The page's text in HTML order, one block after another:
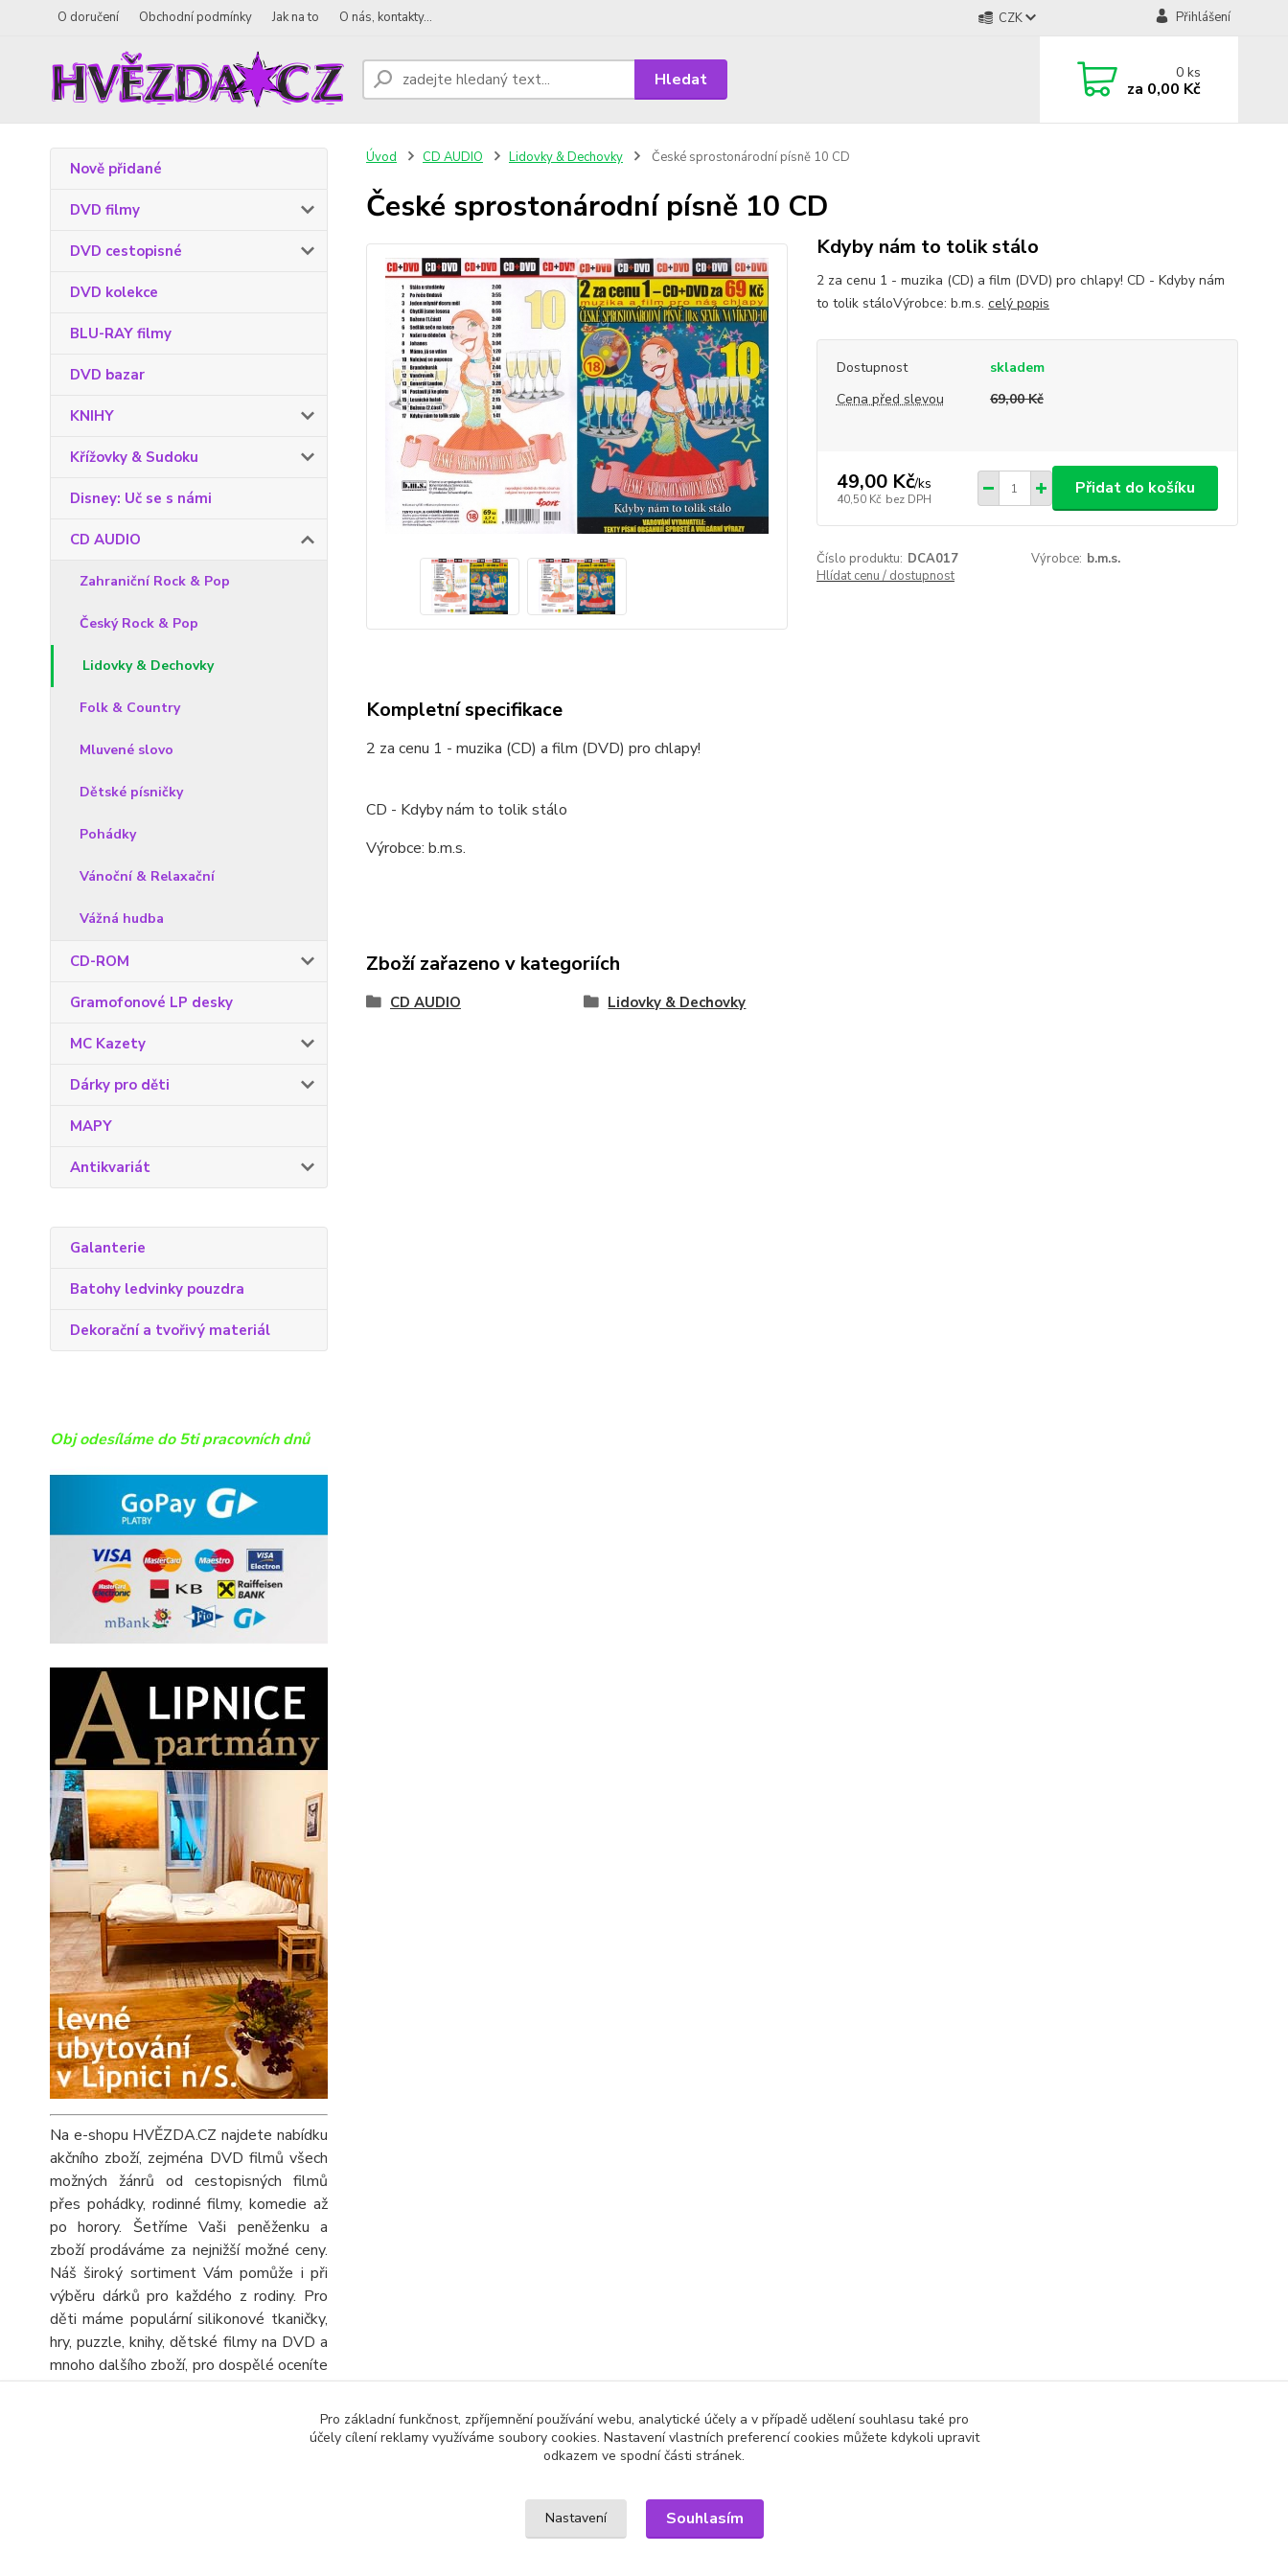
O doručení Obchodní podmínky Jak na to O nás, kontakty... CZK Přihlášení
Hledat 0ks
za 0,00 Kč
Nově přidané
DVD filmy
DVD cestopisné
DVD kolekce
BLU-RAY filmy
DVD bazar
KNIHY
Křížovky & Sudoku
Disney: Uč se s námi
CD AUDIO
Zahraniční Rock & Pop
Český Rock & Pop
Lidovky & Dechovky
Folk & Country
Mluvené slovo
Dětské písničky
Pohádky
Vánoční & Relaxační
Vážná hudba
CD-ROM
Gramofonové LP desky
MC Kazety
Dárky pro děti
MAPY
Antikvariát
Galanterie
Batohy ledvinky pouzdra
Dekorační a tvořivý materiál
Obj odesíláme do 5ti pracovních dnů
Na e-shopu HVĚZDA.CZ najdete nabídku
akčního zboží, zejména DVD filmů všech
možných žánrů od cestopisných filmů
přes pohádky, rodinné filmy, komedie až
po horory. Šetříme Vaši peněženku a
zboží prodáváme za nejnižší možné ceny.
Náš široký sortiment Vám pomůže i při
výběru dárků pro každého z rodiny. Pro
děti máme populární silikonové tkaničky,
hry, puzzle, knihy, dětské filmy na DVD a
mnoho dalšího zboží, pro dospělé oceníte
velký výběr knih, DVD filmů, turistických
map a automap a seniory potěšíme
obrovskou nabídkou různých křížovek a
Úvod CD AUDIO Lidovky & Dechovky České sprostonárodní písně 10 CD
České sprostonárodní písně 10 CD
Kdyby nám to tolik stálo
2 za cenu 1 - muzika (CD) a film (DVD) pro chlapy! CD - Kdyby nám
to tolik stáloVýrobce: b.m.s. celý popis
Dostupnost
skladem
Cena před slevou
69,00 Kč
49,00 Kč/ks
40,50 Kč bez DPH
Přidat do košíku
Číslo produktu: DCA017 Výrobce: b.m.s.
Hlídat cenu / dostupnost
Kompletní specifikace
2 za cenu 1 - muzika (CD) a film (DVD) pro chlapy!
CD - Kdyby nám to tolik stálo
Výrobce: b.m.s.
Zboží zařazeno v kategoriích
CD AUDIO Lidovky & Dechovky
Pro základní funkčnost, zpříjemnění používání webu, analytické účely a v případě udělení souhlasu také pro
účely cílení reklamy využíváme soubory cookies. Nastavení vlastních preferencí cookies můžete kdykoli upravit
odkazem ve spodní části stránek.
Nastavení Souhlasím